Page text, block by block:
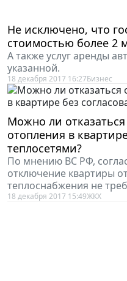
Не исключено, что
стоимостью более 2
А также услуг аренды
указанной.
18 декабря 2017 16:27Бизнес
Можно ли
отопления в
теплосетями?
По мнению ВС РФ,
отключение квартиры
теплоснабжения не
18 декабря 2017 15:49ЖКХ